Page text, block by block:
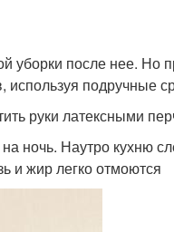
уборки после нее. Но
используя подручные
руки латексными
ночь. Наутро кухню
и жир легко отмоются